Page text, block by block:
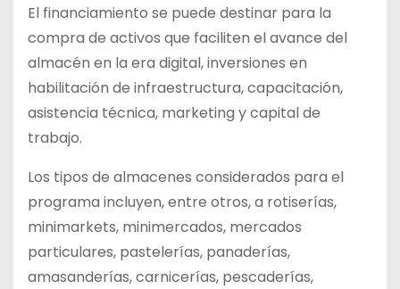
El financiamiento se puede destinar para la
compra de activos que faciliten el avance del
almacén en la era digital, inversiones en
habilitación de infraestructura, capacitación,
asistencia técnica, marketing y capital de
trabajo.
Los tipos de almacenes considerados para el
programa incluyen, entre otros, a rotiserías,
minimarkets, minimercados, mercados
particulares, pastelerías, panaderías,
amasanderías, carnicerías, pescaderías,